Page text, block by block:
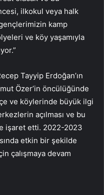
ilkokul veya halk
kamp
ve köy yaşamıyla
Tayyip Erdoğan’ın
Özer’in öncülüğünde
ve köylerinde büyük ilgi
açılması ve bu
işaret etti. 2022-2023
etkin bir şekilde
çalışmaya devam